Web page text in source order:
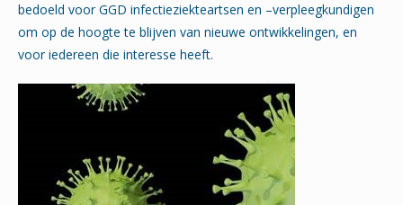
bedoeld voor GGD infectieziekteartsen en –verpleegkundigen
om op de hoogte te blijven van nieuwe ontwikkelingen, en
voor iedereen die interesse heeft.